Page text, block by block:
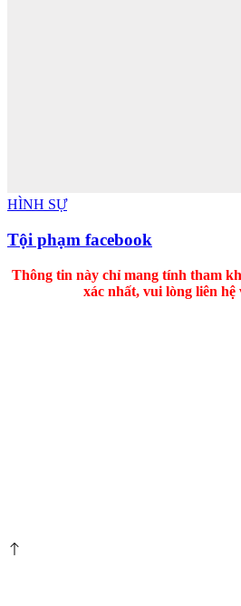
HÌNH SỰ
Tội phạm facebook
Thông tin này chỉ mang tính tham
xác nhất, vui lòng liên hệ